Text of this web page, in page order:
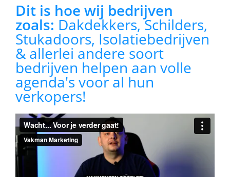
Dit is hoe wij bedrijven
zoals: Dakdekkers, Schilders,
Stukadoors, Isolatiebedrijven
& allerlei andere soort
bedrijven helpen aan volle
agenda's voor al hun
verkopers!